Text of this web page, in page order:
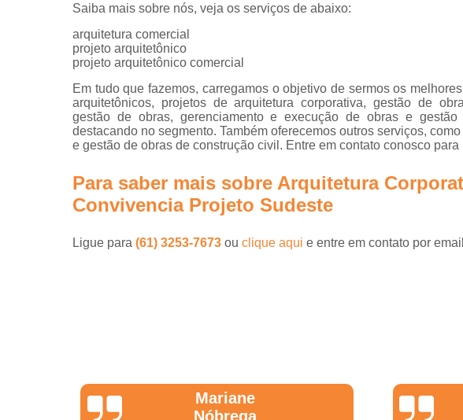
Saiba mais sobre nós, veja os serviços de abaixo:
arquitetura comercial
projeto arquitetônico
projeto arquitetônico comercial
Em tudo que fazemos, carregamos o objetivo de sermos os
arquitetônicos, projetos de arquitetura corporativa, gestão de
gestão de obras, gerenciamento e execução de obras e
destacando no segmento. Também oferecemos outros serviços,
e gestão de obras de construção civil. Entre em contato conosco para
Para saber mais sobre Arquitetura
Convivencia Projeto Sudeste
Ligue para (61) 3253-7673 ou clique aqui e entre em contato por
Jonathas
Araújo